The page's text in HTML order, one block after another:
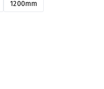
1200mm